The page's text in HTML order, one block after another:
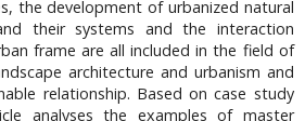
the development of urbanized natural
their systems and the interaction
frame are all included in the field of
architecture and urbanism and
relationship. Based on case study
analyses the examples of master